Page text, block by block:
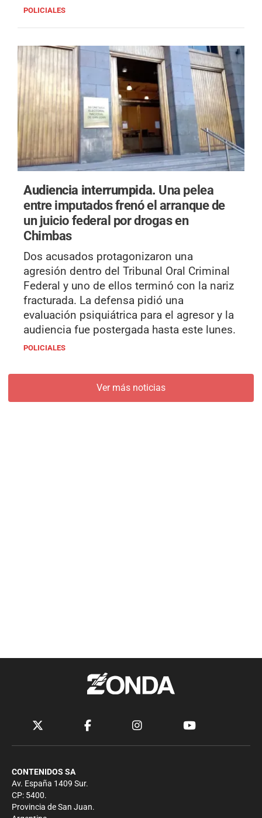
POLICIALES
Audiencia interrumpida. Una pelea
entre imputados frenó el arranque de
un juicio federal por drogas en
Chimbas
Dos acusados protagonizaron una
agresión dentro del Tribunal Oral Criminal
Federal y uno de ellos terminó con la nariz
fracturada. La defensa pidió una
evaluación psiquiátrica para el agresor y la
audiencia fue postergada hasta este lunes.
POLICIALES
Ver más noticias
CONTENIDOS SA
Av. España 1409 Sur.
CP: 5400.
Provincia de San Juan.